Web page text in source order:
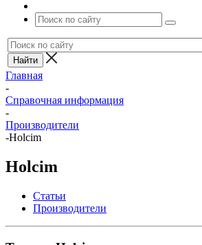
Главная
-
Справочная информация
-
Производители
-Holcim
Holcim
Статьи
Производители